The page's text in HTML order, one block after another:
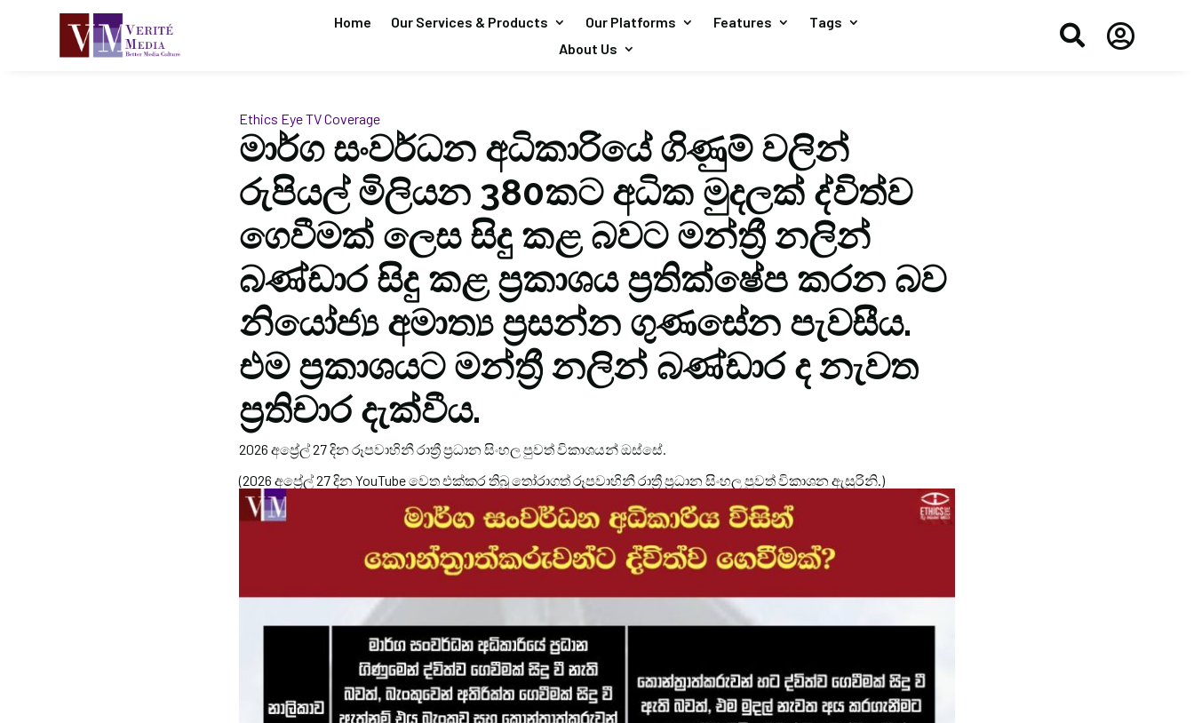
Home Our Services & Products Our Platforms Features
Tags
About Us
 
Ethics EyeTV Coverage
මාර්ග සංවර්ධන අධිකාරියේ ගිණුම් වලින්
රුපියල් මිලියන 380කට අධික මුදලක් ද්විත්ව
ගෙවීමක් ලෙස සිදු කළ බවට මන්ත්‍රී නලින්
බණ්ඩාර සිදු කළ ප්‍රකාශය ප්‍රතික්ෂේප කරන බව
නියෝජ්‍ය අමාත්‍ය ප්‍රසන්න ගුණසේන පැවසීය.
එම ප්‍රකාශයට මන්ත්‍රී නලින් බණ්ඩාර ද නැවත
ප්‍රතිචාර දැක්වීය.
2026 අප්‍රේල් 27 දින රූපවාහිනී රාත්‍රී ප්‍රධාන සිංහල පුවත් විකාශයන් ඔස්සේ.
(2026 අප්‍රේල් 27 දින YouTube වෙත එක්කර තිබූ තෝරාගත් රූපවාහිනී රාත්‍රී ප්‍රධාන සිංහල පුවත් විකාශන ඇසුරිනි.)